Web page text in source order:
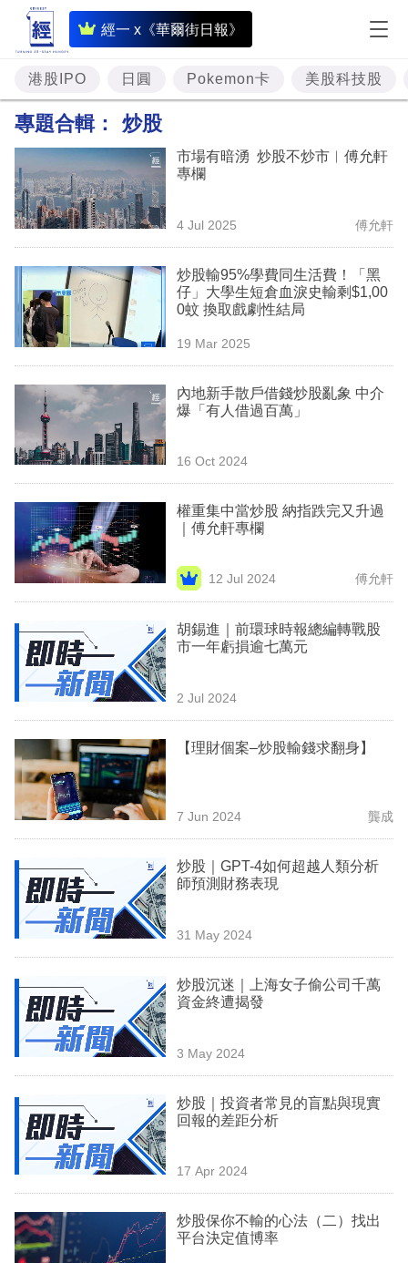
經一 x《華爾街日報》
即
時
財
經
題
投
資
樓
市
理
商
業
科
技
職
場
生
時
事
欄
訂
閱
港股IPO 日圓 Pokemon卡 美股科技股
專題合輯： 炒股
市場有暗湧 炒股不炒市︳傅允軒
專欄
4 Jul 2025 傅允軒
炒股輸95%學費同生活費！「黑
仔」大學生短倉血淚史輸剩$1,00
0蚊 換取戲劇性結局
19 Mar 2025
內地新手散戶借錢炒股亂象 中介
爆「有人借過百萬」
16 Oct 2024
權重集中當炒股 納指跌完又升過
｜傅允軒專欄
12 Jul 2024 傅允軒
胡錫進｜前環球時報總編轉戰股
市一年虧損逾七萬元
2 Jul 2024
【理財個案–炒股輸錢求翻身】
7 Jun 2024 龔成
炒股｜GPT-4如何超越人類分析
師預測財務表現
31 May 2024
炒股沉迷｜上海女子偷公司千萬
資金終遭揭發
3 May 2024
炒股｜投資者常見的盲點與現實
回報的差距分析
17 Apr 2024
炒股保你不輸的心法（二）找出
平台決定值博率